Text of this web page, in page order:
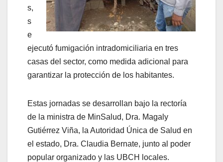
s,
s
e
ejecutó fumigación intradomiciliaria en tres
casas del sector, como medida adicional para
garantizar la protección de los habitantes.
Estas jornadas se desarrollan bajo la rectoría
de la ministra de MinSalud, Dra. Magaly
Gutiérrez Viña, la Autoridad Única de Salud en
el estado, Dra. Claudia Bernate, junto al poder
popular organizado y las UBCH locales.